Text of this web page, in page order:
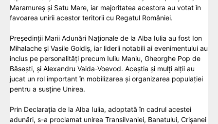
Maramureș și Satu Mare, iar majoritatea acestora au votat în
favoarea unirii acestor teritorii cu Regatul României.
Președinții Marii Adunări Naționale de la Alba Iulia au fost Ion
Mihalache și Vasile Goldiș, iar liderii notabili ai evenimentului au
inclus pe personalități precum Iuliu Maniu, Gheorghe Pop de
Băsești, și Alexandru Vaida-Voevod. Aceștia și mulți alții au
jucat un rol important în mobilizarea și organizarea populației
pentru a susține Unirea.
Prin Declarația de la Alba Iulia, adoptată în cadrul acestei
adunări, s-a proclamat unirea Transilvaniei, Banatului, Crișanei